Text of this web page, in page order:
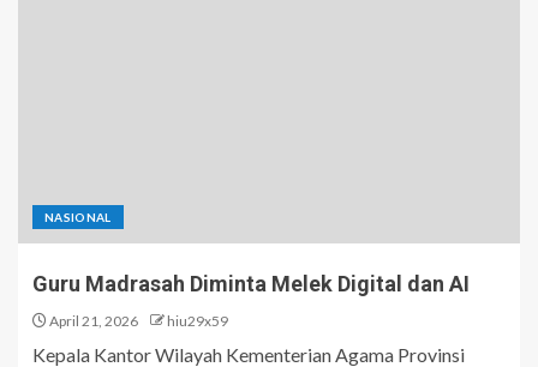
NASIONAL
Guru Madrasah Diminta Melek Digital dan AI
April 21, 2026 hiu29x59
Kepala Kantor Wilayah Kementerian Agama Provinsi